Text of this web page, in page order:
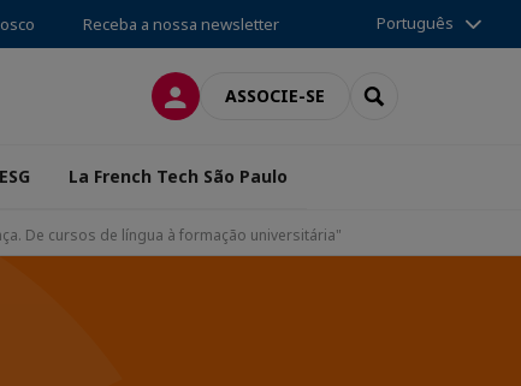
Receba a nossa newsletter Português
CONEXÃOASSOCIE-SE SEARCH
ESG La French Tech São Paulo
De cursos de língua à formação universitária"